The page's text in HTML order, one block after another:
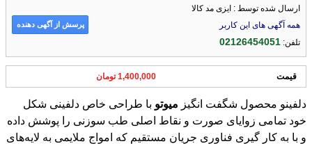
ارسال شده توسط : ایزی مد کالا
همه آگهی های این کاربر
تلفن:02126454051
پرسش از آگهی دهنده
قیمت 1,400,000 تومان
دلفینو محصول شگفت انگیز میوتو با طراحی خاص دلفینی شکل
خود تمامی زوایای صورت و نقاط اصلی طب سوزنی را پوشش داده
و با به کار گیری فناوری جریان مستقیم که امواج ملایمی به لایه‌های
پوست و ماهیچه‌های صورت می‌فرستد، کلاژن سازی را افزایش
داده و همراه با ماساژ صورت ماهیچه‌های آن را قوی کرده و پوست
را سفت می‌نماید. با استفاده از نوک باریک آن می‌توان زوایای
صورت از جمله گوشه‌های چشم‌ها، لب‌ها و بینی را ماساژ داده و
پوست نقاط حساس را نیز جوان و صاف نگه داشت. دلفینو از 2 نوع
تکنولوژی منحصربفرد استفاده می‌ کند با رنگ LED پشت آن قابل
تشخیص است که در اینجا به ویژگی هر یک از نور ها می پردازیم: نور